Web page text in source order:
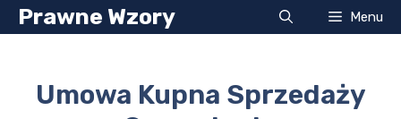
Przejdź
do
Prawne Wzory Menu
Umowa Kupna Sprzedaży